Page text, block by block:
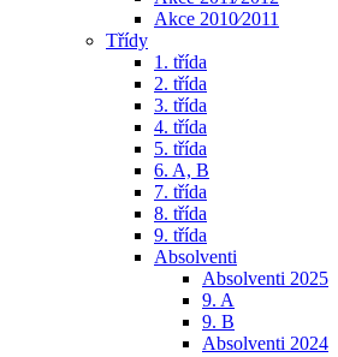
Akce 2010⁄2011
Třídy
1. třída
2. třída
3. třída
4. třída
5. třída
6. A, B
7. třída
8. třída
9. třída
Absolventi
Absolventi 2025
9. A
9. B
Absolventi 2024